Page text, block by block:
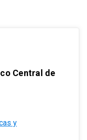
Central de
y